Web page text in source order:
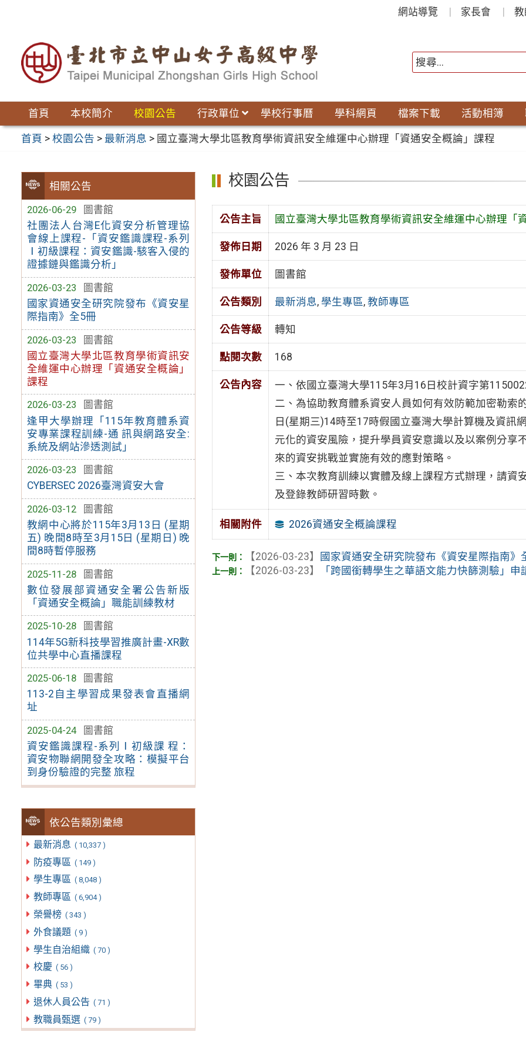
網站導覽 家長會
首頁 本校簡介 校園公告 行政單位 學校行事曆 學科網頁 檔案下載 活動相簿
首頁 >校園公告 > 最新消息 > 國立臺灣大學北區教育學術資訊安全維運中心辦理「資通安全概論」課程
相關公告
2026-06-29
圖書館
社團法人台灣E化資安分析管理協
會線上課程-「資安鑑識課程-系列
Ⅰ初級課程：資安鑑識-駭客入侵的
證據鏈與鑑識分析」
2026-03-23
圖書館
國家資通安全研究院發布《資安星
際指南》全5冊
2026-03-23
圖書館
國立臺灣大學北區教育學術資訊安
全維運中心辦理「資通安全概論」
課程
2026-03-23
圖書館
逢甲大學辦理「115年教育體系資
安專業課程訓練-通 訊與網路安全:
系統及網站滲透測試」
2026-03-23
圖書館
CYBERSEC 2026臺灣資安大會
2026-03-12
圖書館
教網中心將於115年3月13日 (星期
五) 晚間8時至3月15日 (星期日) 晚
間8時暫停服務
2025-11-28
圖書館
數位發展部資通安全署公告新版
「資通安全概論」職能訓練教材
2025-10-28
圖書館
114年5G新科技學習推廣計畫-XR數
位共學中心直播課程
2025-06-18
圖書館
113-2自主學習成果發表會直播網
址
2025-04-24
圖書館
資安鑑識課程-系列Ⅰ初級課 程：
資安物聯網開發全攻略：模擬平台
到身份驗證的完整 旅程
依公告類別彙總
最新消息 ( 10,337 )
防疫專區 ( 149 )
學生專區 ( 8,048 )
教師專區 ( 6,904 )
榮譽榜 ( 343 )
外食議題 ( 9 )
學生自治組織 ( 70 )
校慶 ( 56 )
畢典 ( 53 )
退休人員公告 ( 71 )
教職員甄選 ( 79 )
校園公告
公告主旨 國立臺灣大學北區教育學術資訊安全維運中心辦理「
發佈日期 2026 年 3 月 23 日
發佈單位 圖書館
公告類別 最新消息, 學生專區, 教師專區
公告等級 轉知
點閱次數 168
公告內容
一、依國立臺灣大學115年3月16日校計資字第
二、為協助教育體系資安人員如何有效防範加密勒索
日(星期三)14時至17時假國立臺灣大學計算機及資訊
元化的資安風險，提升學員資安意識以及以案例分享
來的資安挑戰並實施有效的應對策略。
三、本次教育訓練以實體及線上課程方式辦理，請資
及登錄教師研習時數。
相關附件 2026資通安全概論課程
【2026-03-23】
國家資通安全研究院發布《資安星際指南》
【2026-03-23】
「跨國銜轉學生之華語文能力快篩測驗」申